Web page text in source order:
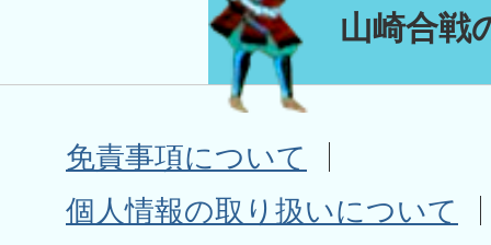
山崎合戦
免責事項について
個人情報の取り扱いについて